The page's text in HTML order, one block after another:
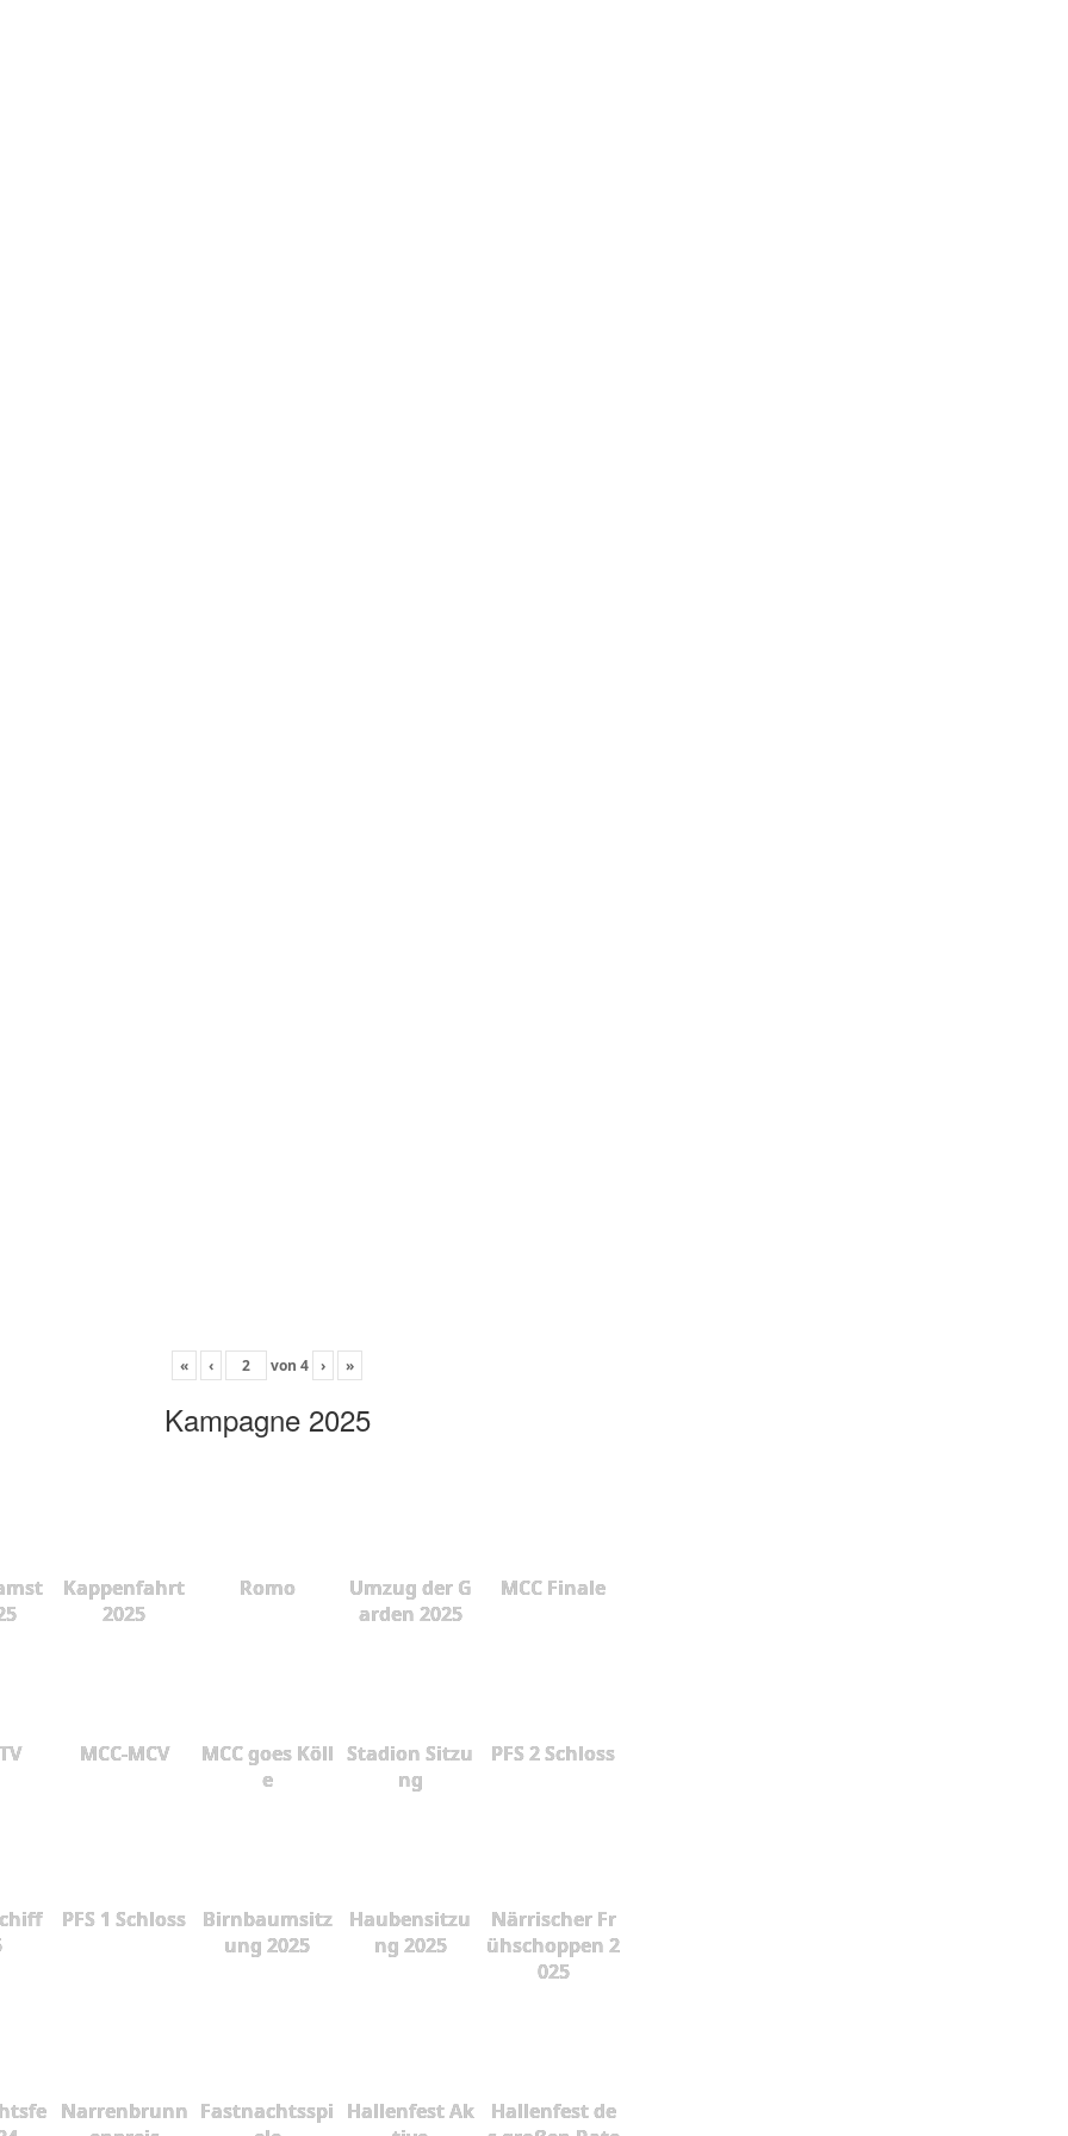
« ‹ von 4 › »
Kampagne 2025
Kappenfahrt
2025
Romo
Umzug der G
arden 2025
MCC Finale
MCC-MCV
MCC goes Köll
e
Stadion Sitzu
ng
PFS 2 Schloss
PFS 1 Schloss
Birnbaumsitz
ung 2025
Haubensitzu
ng 2025
Närrischer Fr
ühschoppen 2
025
Narrenbrunn Fastnachtsspi Hallenfest Ak
Hallenfest de